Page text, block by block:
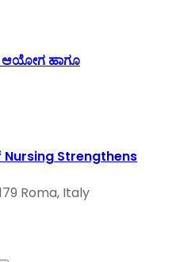
ಆಯೋಗ ಹಾಗೂ
Strengthens
Roma, Italy